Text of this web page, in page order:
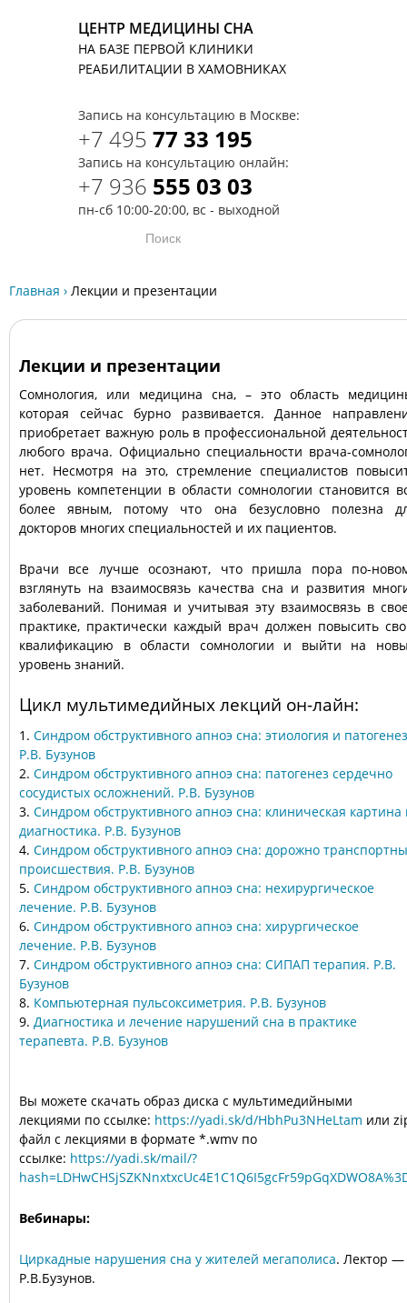
ЦЕНТР МЕДИЦИНЫ СНА
НА БАЗЕ ПЕРВОЙ КЛИНИКИ
РЕАБИЛИТАЦИИ В ХАМОВНИКАХ
Запись на консультацию в Москве:
+7 495 77 33 195
Запись на консультацию онлайн:
+7 936 555 03 03
пн-сб 10:00-20:00, вс - выходной
Главная › Лекции и презентации
Лекции и презентации
Сомнология, или медицина сна, – это область
которая сейчас бурно развивается. Данное
приобретает важную роль в профессиональной
любого врача. Официально специальности врача-
нет. Несмотря на это, стремление специалистов
уровень компетенции в области сомнологии становится
более явным, потому что она безусловно полезна
докторов многих специальностей и их пациентов.
Врачи все лучше осознают, что пришла пора по-
взглянуть на взаимосвязь качества сна и развития
заболеваний. Понимая и учитывая эту взаимосвязь в
практике, практически каждый врач должен повысить
квалификацию в области сомнологии и выйти на
уровень знаний.
Цикл мультимедийных лекций он-лайн:
1. Синдром обструктивного апноэ сна: этиология и
Р.В. Бузунов
2. Синдром обструктивного апноэ сна: патогенез сердечно
сосудистых осложнений. Р.В. Бузунов
3. Синдром обструктивного апноэ сна: клиническая картина
диагностика. Р.В. Бузунов
4. Синдром обструктивного апноэ сна: дорожно
происшествия. Р.В. Бузунов
5. Синдром обструктивного апноэ сна: нехирургическое
лечение. Р.В. Бузунов
6. Синдром обструктивного апноэ сна: хирургическое
лечение. Р.В. Бузунов
7. Синдром обструктивного апноэ сна: СИПАП терапия. Р.В.
Бузунов
8. Компьютерная пульсоксиметрия. Р.В. Бузунов
9. Диагностика и лечение нарушений сна в практике
терапевта. Р.В. Бузунов
Вы можете скачать образ диска с мультимедийными
лекциями по ссылке: https://yadi.sk/d/HbhPu3NHeLtam или
файл с лекциями в формате *.wmv по
ссылке: https://yadi.sk/mail/?
Вебинары:
Циркадные нарушения сна у жителей мегаполиса. Лектор —
Р.В.Бузунов.